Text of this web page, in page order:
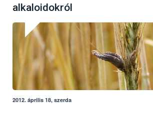
alkaloidokról
2012. április 18, szerda